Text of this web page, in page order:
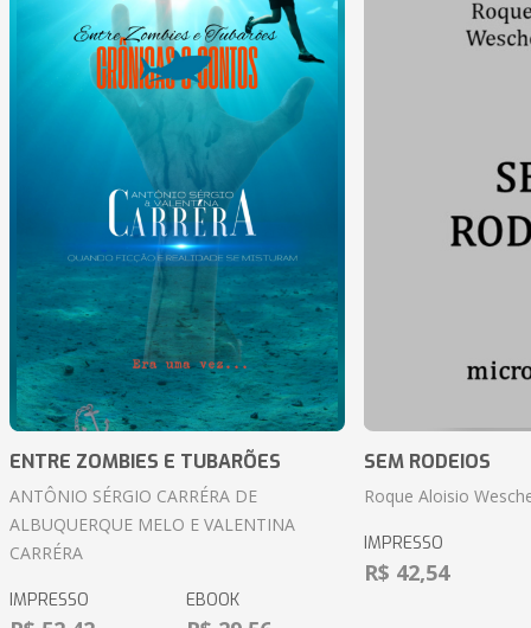
ENTRE ZOMBIES E TUBARÕES
ANTÔNIO SÉRGIO CARRÉRA DE
ALBUQUERQUE MELO E VALENTINA
CARRÉRA
IMPRESSO EBOOK
SEM RODEIOS
Roque Aloisio
IMPRESSO
R$ 42,54